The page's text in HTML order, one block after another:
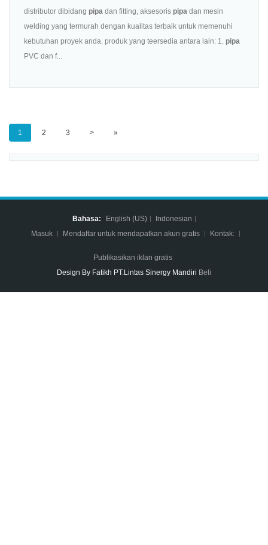
distributor dibidang pipa dan fitting, aksesoris pipa dan mesin
welding yang termurah dengan kualitas terbaik untuk memenuhi
kebutuhan proyek anda. produk yang teersedia antara lain: 1. pipa
PVC dan f...
1 2 3 > »
Bahasa: English (US)
Indonesian
Masuk
Mendaftar untuk mendapatkan akun gratis Kontak:
Publikasikan iklan gratis
Design By Fatikh PT.Lintas Sinergy Mandiri Beli